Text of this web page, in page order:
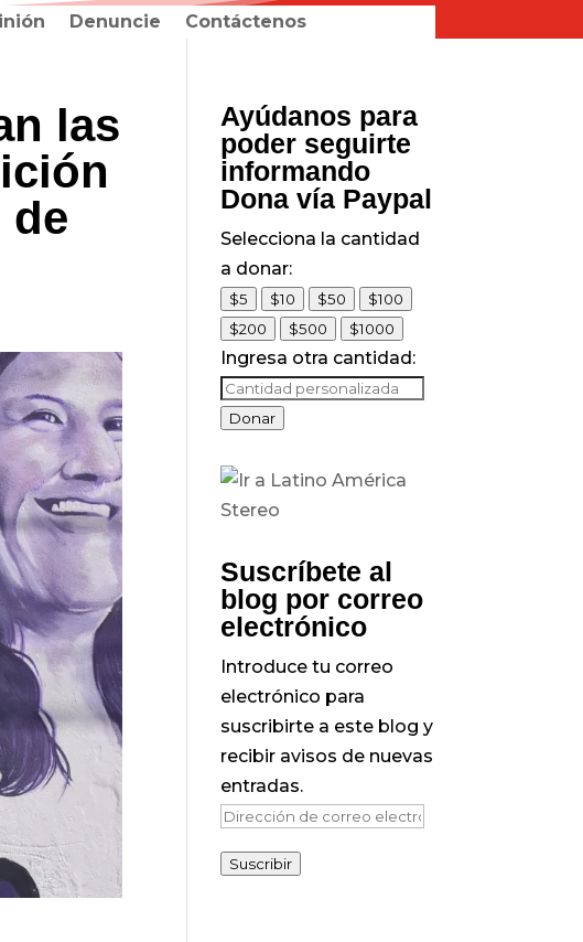
Denuncie Contáctenos
las
de
Ayúdanos para
poder seguirte
informando
Dona vía Paypal
Selecciona la cantidad
a donar:
$5 $10 $50
$100
$200
$500 $1000
Ingresa otra cantidad:
Donar
Suscríbete al
blog por correo
electrónico
Introduce tu correo
electrónico para
suscribirte a este blog y
recibir avisos de nuevas
entradas.
Dirección
correo
Suscribir